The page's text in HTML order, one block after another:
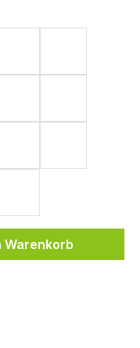
Warenkorb